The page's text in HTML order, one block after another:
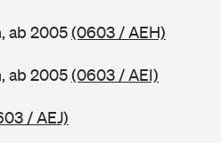
ab 2005(0603 / AEH)
ab 2005(0603 / AEI)
/ AEJ)